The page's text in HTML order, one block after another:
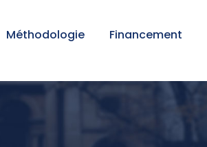
Méthodologie Financement